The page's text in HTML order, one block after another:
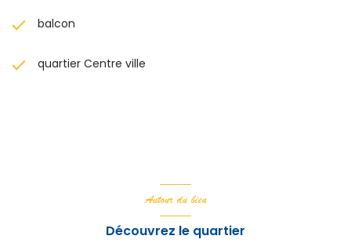
balcon
quartier Centre ville
Autour du bien
Découvrez le quartier